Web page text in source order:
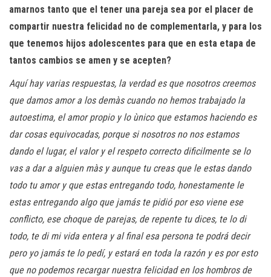
amarnos tanto que el tener una pareja sea por el placer de
compartir nuestra felicidad no de complementarla, y para los
que tenemos hijos adolescentes para que en esta etapa de
tantos cambios se amen y se acepten?
Aquí hay varias respuestas, la verdad es que nosotros creemos
que damos amor a los demàs cuando no hemos trabajado la
autoestima, el amor propio y lo ùnico que estamos haciendo es
dar cosas equivocadas, porque si nosotros no nos estamos
dando el lugar, el valor y el respeto correcto dificilmente se lo
vas a dar a alguien màs y aunque tu creas que le estas dando
todo tu amor y que estas entregando todo, honestamente le
estas entregando algo que jamás te pidió por eso viene ese
conflicto, ese choque de parejas, de repente tu dices, te lo di
todo, te di mi vida entera y al final esa persona te podrá decir
pero yo jamás te lo pedí, y estará en toda la razón y es por esto
que no podemos recargar nuestra felicidad en los hombros de